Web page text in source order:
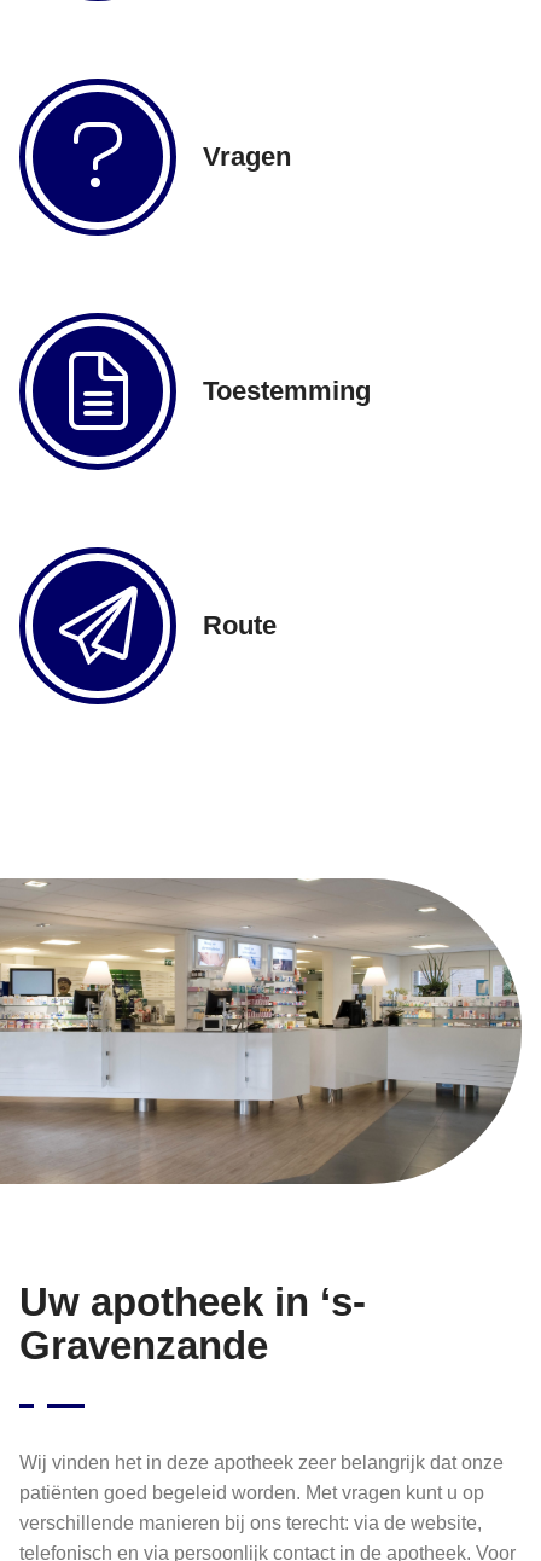
Vragen
Toestemming
Route
Uw apotheek in ‘s-
Gravenzande
Wij vinden het in deze apotheek zeer belangrijk dat onze
patiënten goed begeleid worden. Met vragen kunt u op
verschillende manieren bij ons terecht: via de website,
telefonisch en via persoonlijk contact in de apotheek. Voor